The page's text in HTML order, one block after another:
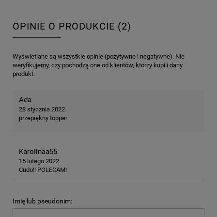
OPINIE O PRODUKCIE (2)
Wyświetlane są wszystkie opinie (pozytywne i negatywne). Nie
weryfikujemy, czy pochodzą one od klientów, którzy kupili dany
produkt.
Ada
28 stycznia 2022
przepiękny topper
Karolinaa55
15 lutego 2022
Cudo!! POLECAM!
Imię lub pseudonim: